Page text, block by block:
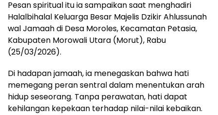
Pesan spiritual itu ia sampaikan saat menghadiri
Halalbihalal Keluarga Besar Majelis Dzikir Ahlussunah
wal Jamaah di Desa Moroles, Kecamatan Petasia,
Kabupaten Morowali Utara (Morut), Rabu
(25/03/2026).
Di hadapan jamaah, ia menegaskan bahwa hati
memegang peran sentral dalam menentukan arah
hidup seseorang. Tanpa perawatan, hati dapat
kehilangan kepekaan terhadap nilai-nilai kebaikan.